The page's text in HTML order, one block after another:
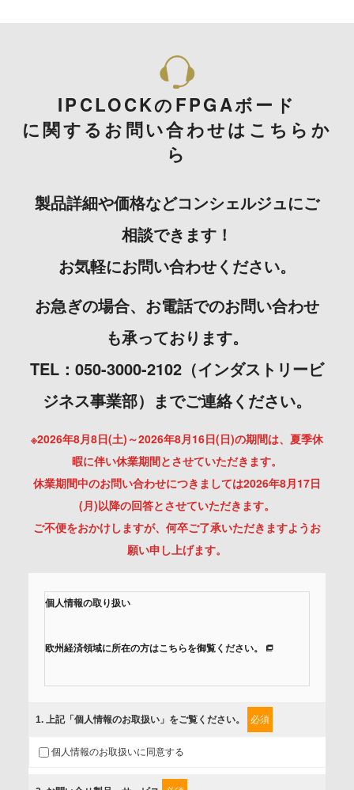
IPCLOCKのFPGAボード
に関するお問い合わせはこちらか
ら
製品詳細や価格などコンシェルジュにご
相談できます！
お気軽にお問い合わせください。
お急ぎの場合、お電話でのお問い合わせ
も承っております。
TEL：050-3000-2102（インダストリービ
ジネス事業部）までご連絡ください。
※2026年8月8日(土)～2026年8月16日(日)の期間は、夏季休
暇に伴い休業期間とさせていただきます。
休業期間中のお問い合わせにつきましては2026年8月17日
(月)以降の回答とさせていただきます。
ご不便をおかけしますが、何卒ご了承いただきますようお
願い申し上げます。
個人情報の取り扱い
欧州経済領域に所在の方はこちらを御覧ください。
組みを行っています。
に取扱い、これらで定める範囲内で、サービスの提供やご案
内等のために利用させていただいております。
1. 上記「個人情報のお取扱い」をご覧ください。 必須
個人情報のお取扱いに同意する